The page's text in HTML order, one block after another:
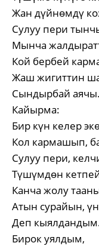
Жан дүйнөмдү
Сулуу пери
Мынча
Кой бербей
Жаш жигиттин
Сындырбай аячы.
Кайырма:
Бир күн келер
Кол кармашып,
Сулуу пери,
Түшүмдөн
Канча жолу
Атын сурайын,
Деп
Бирок уялдым,